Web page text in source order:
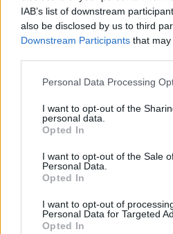
IAB’s list of downstream
also be disclosed by us to third
Downstream Participants that
Personal Data Processing
I want to opt-out of the
personal data.
Opted In
I want to opt-out of the Sale
Personal Data.
Opted In
I want to opt-out of
Personal Data for Targeted
Opted In
06/08/2026 - 17:40 ΟΙΚΟΝΟΜΙΑ
Κυβερνητική Επιτροπή
06/08/2026 - 17:18 ΠΟΛΙΤΙΚΗ
Από τις 28 Αυγούστου η
Κάρτας Αγρότη μέσω της ΕΑΕ
Eurobank: Εξελίξεις και
06/08/2026 - 16:20 ΕΝΕΡΓΕΙΑ